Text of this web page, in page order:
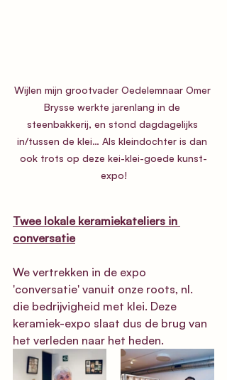
Wijlen mijn grootvader Oedelemnaar Omer
Brysse werkte jarenlang in de
steenbakkerij, en stond dagdagelijks
in/tussen de klei… Als kleindochter is dan
ook trots op deze kei-klei-goede kunst-
expo!
Twee lokale keramiekateliers in
conversatie
We vertrekken in de expo
'conversatie' vanuit onze roots, nl.
die bedrijvigheid met klei. Deze
keramiek-expo slaat dus de brug van
het verleden naar het heden.